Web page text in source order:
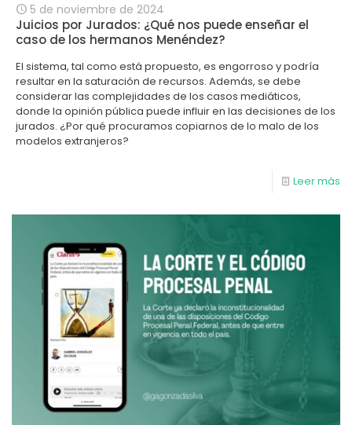
5 de noviembre de 2024
Juicios por Jurados: ¿Qué nos puede enseñar el
caso de los hermanos Menéndez?
El sistema, tal como está propuesto, es engorroso y podría
resultar en la saturación de recursos. Además, se debe
considerar las complejidades de los casos mediáticos,
donde la opinión pública puede influir en las decisiones de los
jurados. ¿Por qué procuramos copiarnos de lo malo de los
modelos extranjeros?
Leer más